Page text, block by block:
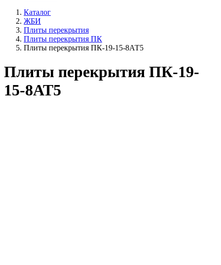
Каталог
ЖБИ
Плиты перекрытия
Плиты перекрытия ПК
Плиты перекрытия ПК-19-15-8АТ5
Плиты перекрытия ПК-19-
15-8АТ5